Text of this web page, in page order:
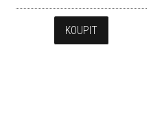
KOUPIT